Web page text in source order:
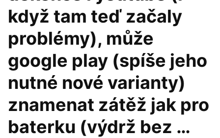
když tam teď začaly
problémy), může
google play (spíše jeho
nutné nové varianty)
znamenat zátěž jak pro
baterku (výdrž bez …